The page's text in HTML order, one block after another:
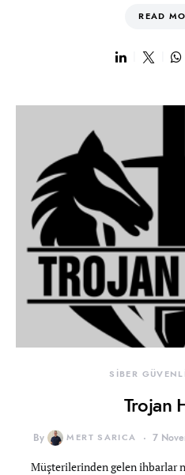
READ
SİBER
Trojan
By MERT SARICA 7
Müşterilerinden gelen ihbarlar